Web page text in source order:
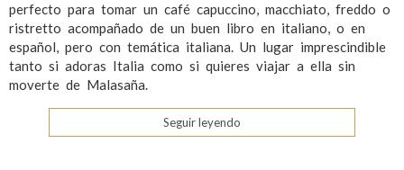
perfecto para tomar un café capuccino, macchiato, freddo o
ristretto acompañado de un buen libro en italiano, o en
español, pero con temática italiana. Un lugar imprescindible
tanto si adoras Italia como si quieres viajar a ella sin
moverte de Malasaña.
Seguir leyendo